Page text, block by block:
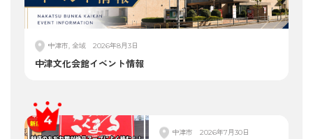
中津市, 全域 2026年8月3日
中津文化会館イベント情報
中津市
2026年7月30日